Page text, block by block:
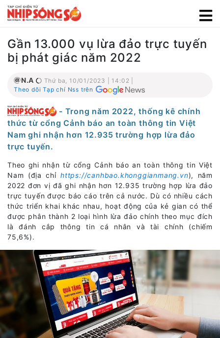
Gần 13.000 vụ lừa đảo trực tuyến
bị phát giác năm 2022
N.A
Thứ ba, 10/01/2023 | 14:02 |
Theo dõi Tạp chí Nss trên
- Trong năm 2022, thống kê chính
thức từ cổng Cảnh báo an toàn thông tin Việt
Nam ghi nhận hơn 12.935 trường hợp lừa đảo
trực tuyến.
Theo ghi nhận từ cổng Cảnh báo an toàn thông tin Việt
Nam (địa chỉhttps://canhbao.khonggianmang.vn), năm
2022 đơn vị đã ghi nhận hơn 12.935 trường hợp lừa đảo
trực tuyến được báo cáo trên cả nước. Dù có nhiều cách
thức triển khai khác nhau, hoạt động của kẻ gian có thể
được phân thành 2 loại hình lừa đảo chính theo mục đích
là đánh cắp thông tin cá nhân và tài chính (chiếm
75,6%).